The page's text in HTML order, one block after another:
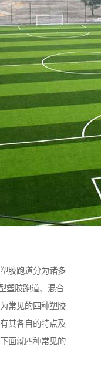
胶跑道分为诸多
塑胶跑道、混合
常见的四种塑胶
其各自的特点及
面就四种常见的